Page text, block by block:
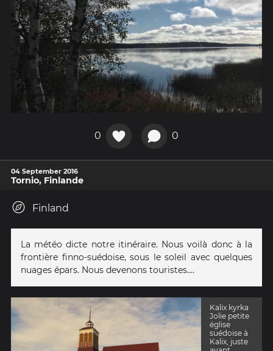
0 0
04 September 2016
Tornio, Finlande
Finland
La météo dicte notre itinéraire. Nous voilà donc à la
frontière finno-suédoise, sous le soleil avec quelques
nuages épars. Nous devenons touristes....
Kalix kyrka
Jolie petite
église
suédoise à
Kalix, juste